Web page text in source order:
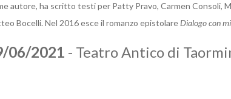
autore, ha scritto testi per Patty Pravo, Carmen Consoli,
Bocelli. Nel 2016 esce il romanzo epistolare Dialogo con
06/2021 - Teatro Antico di